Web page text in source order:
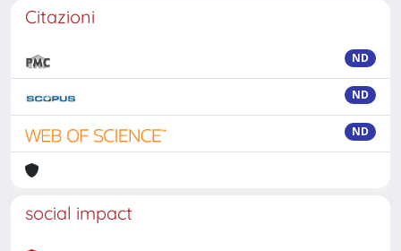
Citazioni
ND
ND
ND
social impact